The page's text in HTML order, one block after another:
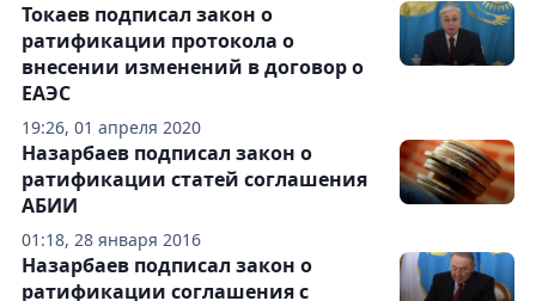
19:26, 01 апреля 2020
Токаев подписал закон о
ратификации протокола о
внесении изменений в договор о
ЕАЭС
01:18, 28 января 2016
Назарбаев подписал закон о
ратификации статей соглашения
АБИИ
Назарбаев подписал закон о
ратификации соглашения с